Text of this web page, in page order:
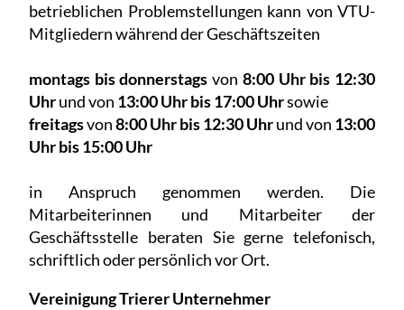
betrieblichen Problemstellungen kann von VTU-
Mitgliedern während der Geschäftszeiten
montags bis donnerstags von 8:00 Uhr bis 12:30
Uhrund von 13:00 Uhr bis 17:00 Uhrsowie
freitagsvon8:00 Uhr bis 12:30 Uhrund von 13:00
Uhr bis 15:00 Uhr
in Anspruch genommen werden. Die
Mitarbeiterinnen und Mitarbeiter der
Geschäftsstelle beraten Sie gerne telefonisch,
schriftlich oder persönlich vor Ort.
Vereinigung Trierer Unternehmer